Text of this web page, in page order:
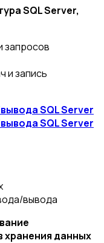
SQL Server,
запросов
и запись
SQL Server
SQL Server
вывода
хранения данных